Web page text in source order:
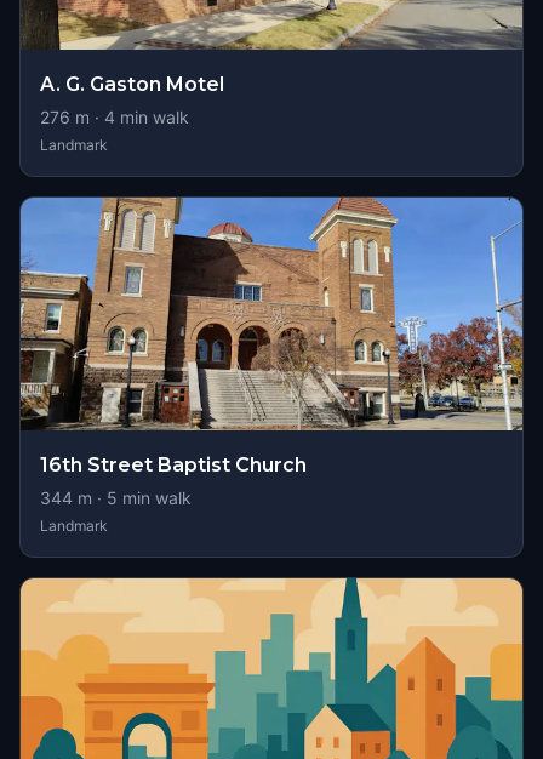
A. G. Gaston Motel
276 m · 4 min walk
Landmark
16th Street Baptist Church
344 m · 5 min walk
Landmark